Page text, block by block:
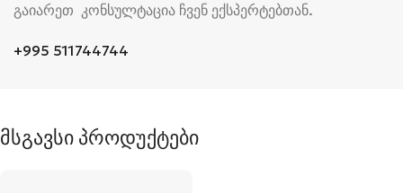
გაიარეთ კონსულტაცია ჩვენ ექსპერტებთან.
+995 511744744
მსგავსი პროდუქტები